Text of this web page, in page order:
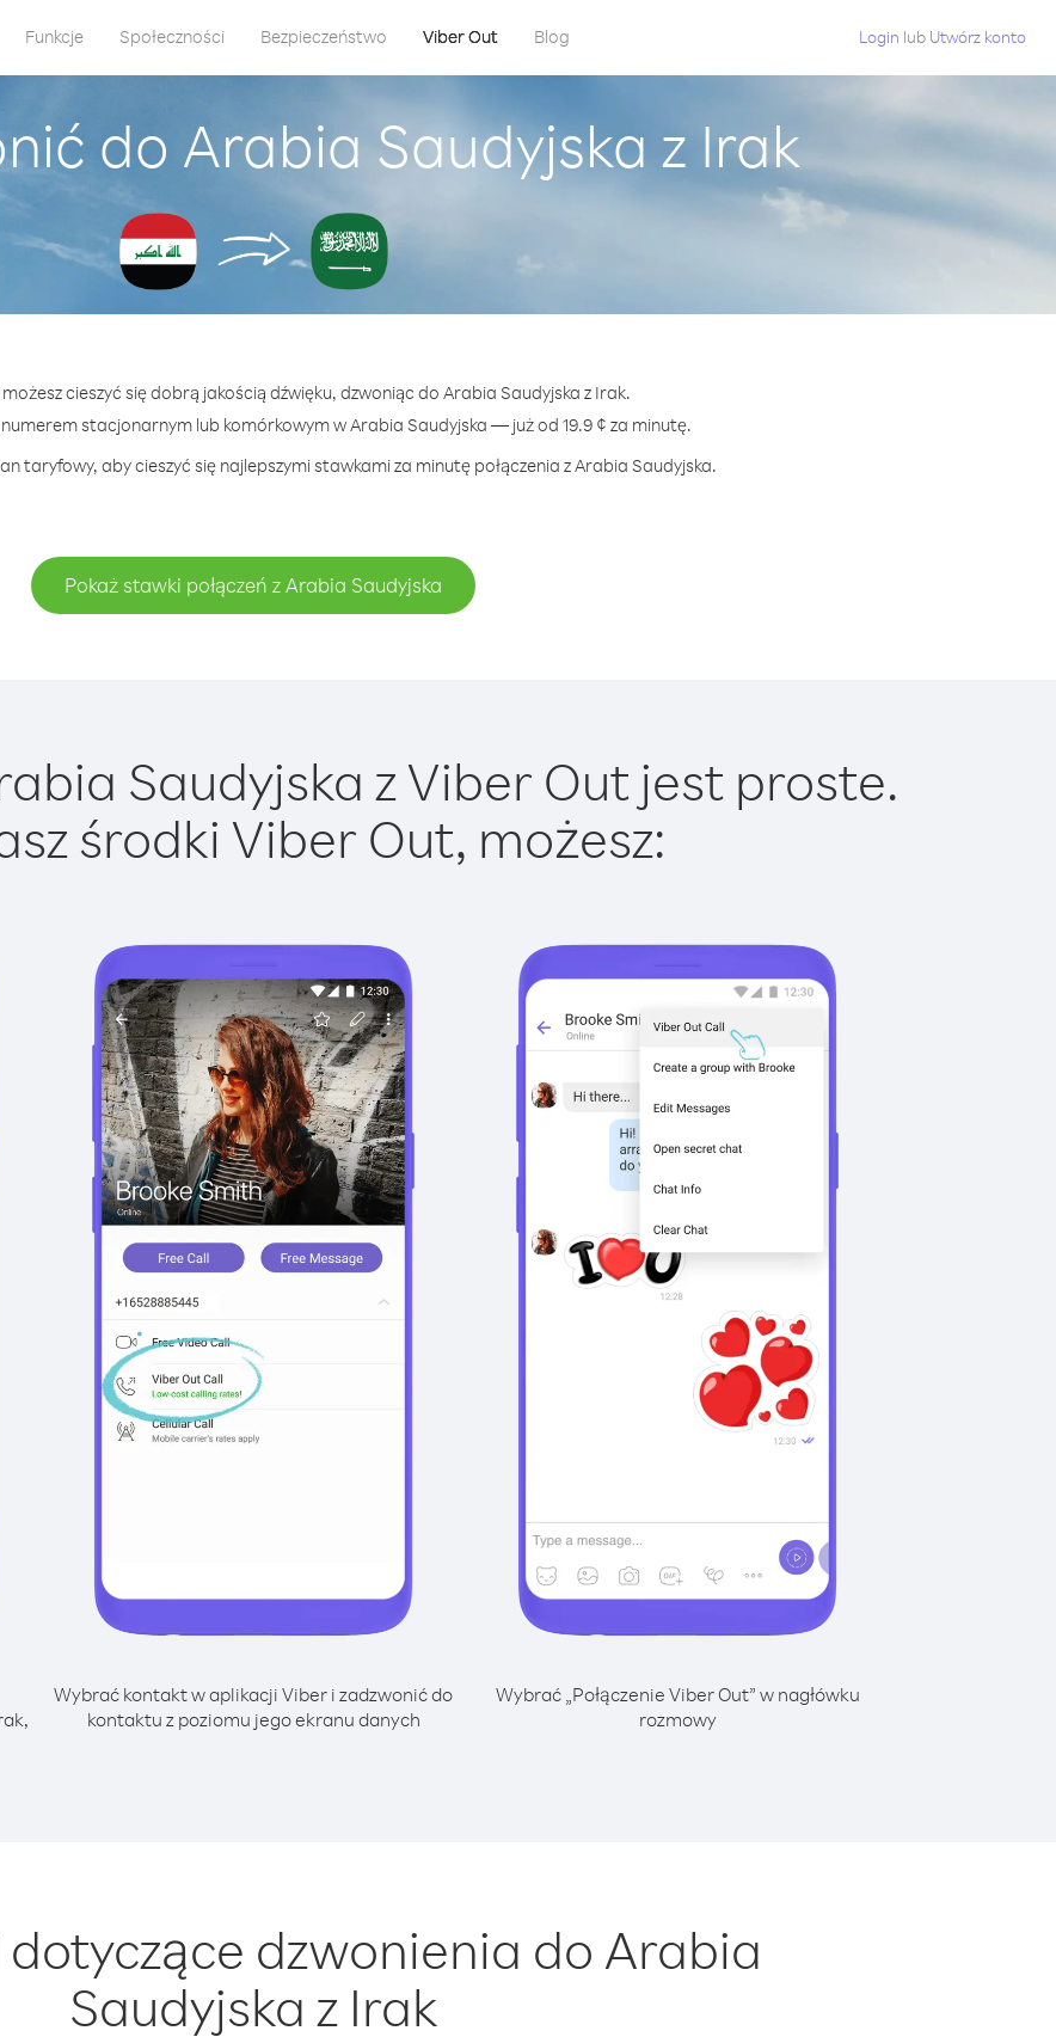
Funkcje Społeczności Bezpieczeństwo Viber Out Blog Login lub Utwórz konto
do Arabia Saudyjska z Irak
cieszyć się dobrą jakością dźwięku, dzwoniąc do Arabia Saudyjska z Irak.
numerem stacjonarnym lub komórkowym w Arabia Saudyjska — już od 19.9 ¢ za minutę.
taryfowy, aby cieszyć się najlepszymi stawkami za minutę połączenia z Arabia Saudyjska.
Pokaż stawki połączeń z Arabia Saudyjska
Saudyjska z Viber Out jest proste.
środki Viber Out, możesz:
Wybrać kontakt w aplikacji Viber i zadzwonić do
kontaktu z poziomu jego ekranu danych
Wybrać „Połączenie Viber Out” w nagłówku
rozmowy
dzwonienia do Arabia
Saudyjska z Irak